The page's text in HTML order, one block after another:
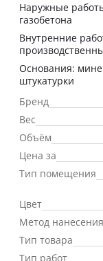
Наружные
газобетона
Внутренние
Основания:
штукатурки
Бренд
Вес
Объём
Цена за
Тип помещения
Цвет
Метод нанесения
Тип товара
Тип работ